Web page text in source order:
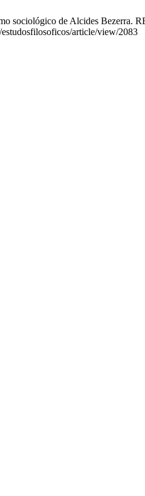
sociológico de Alcides Bezerra.
article/view/2083